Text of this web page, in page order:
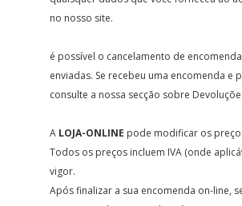
no nosso site.
é possível o cancelamento de
enviadas. Se recebeu uma encomenda e
consulte a nossa secção sobre
A LOJA-ONLINE pode modificar os
Todos os preços incluem IVA (onde
vigor.
Após finalizar a sua encomenda on-line,